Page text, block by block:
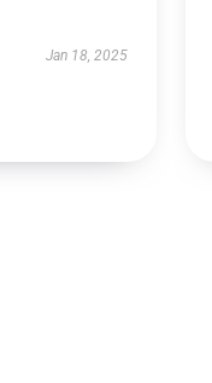
Jan 18, 2025